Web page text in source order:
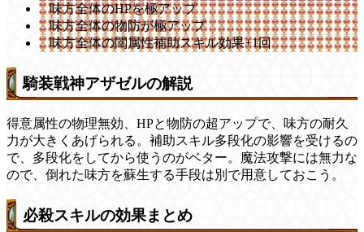
味方全体のHPを極アップ
味方全体の物防が極アップ
味方全体の闇属性補助スキル効果+1回
騎装戦神アザゼルの解説
得意属性の物理無効、HPと物防の超アップで、味方の耐久
力が大きくあげられる。補助スキル多段化の影響を受けるの
で、多段化をしてから使うのがベター。魔法攻撃には無力な
ので、倒れた味方を蘇生する手段は別で用意しておこう。
必殺スキルの効果まとめ